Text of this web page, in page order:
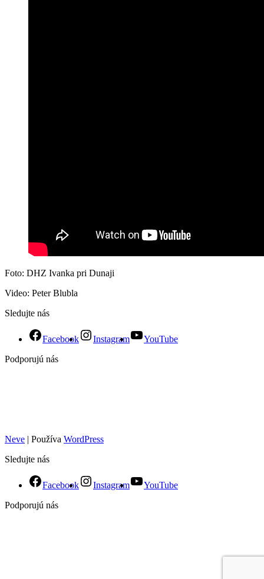
Foto: DHZ Ivanka pri Dunaji
Video: Peter Blubla
Sledujte nás
Facebook Instagram
YouTube
Podporujú nás
Neve | Používa WordPress
Sledujte nás
Facebook Instagram
YouTube
Podporujú nás